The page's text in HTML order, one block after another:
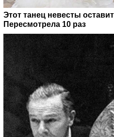
Этот танец невесты
Пересмотрела 10 раз